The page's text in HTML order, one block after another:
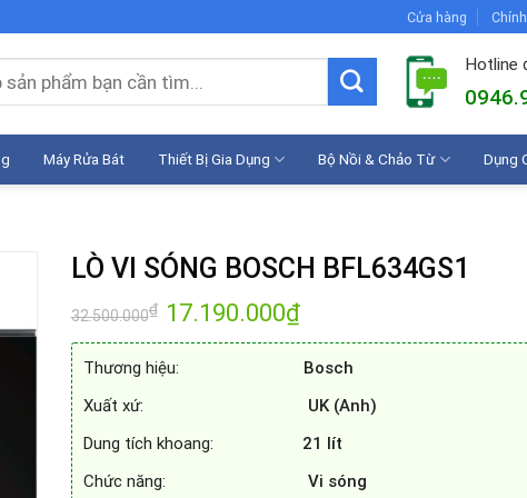
Cửa hàng
Hotline
Máy Rửa Bát Thiết Bị Gia Dụng Bộ Nồi & Chảo Từ Dụng
LÒ VI SÓNG BOSCH BFL634GS1
32.500.000₫ Giá
gốc
là:
17.190.000₫Giá
hiện
tại
17.190.000₫.
Thương hiệu: Bosch
Xuất xứ:
UK (Anh)
Dung tích khoang: 21 lít
Chức năng: Vi sóng